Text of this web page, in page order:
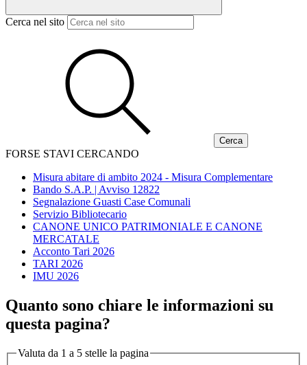
Cerca nel sito
FORSE STAVI CERCANDO
Misura abitare di ambito 2024 - Misura Complementare
Bando S.A.P. | Avviso 12822
Segnalazione Guasti Case Comunali
Servizio Bibliotecario
CANONE UNICO PATRIMONIALE E CANONE
MERCATALE
Acconto Tari 2026
TARI 2026
IMU 2026
Quanto sono chiare le informazioni su
questa pagina?
Valuta da 1 a 5 stelle la pagina